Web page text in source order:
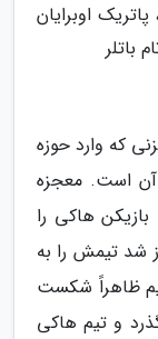
اوبرایان
باتلر
که وارد حوزه
آن است. معجزه
هاکی را
شد تیمش را به
ظاهراً شکست
فیلم در سال 1980 می گذرد و تیم هاکی